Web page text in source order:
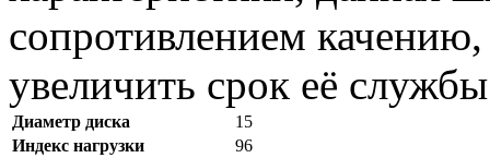
сопротивлением качению,
увеличить срок её
Диаметр диска
15
Индекс нагрузки
96